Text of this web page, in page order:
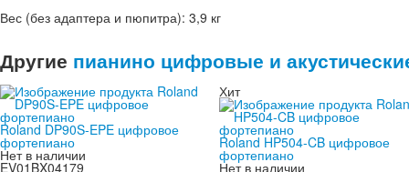
Вес (без адаптера и пюпитра): 3,9 кг
Другие пианино цифровые и
Roland DP90S-EPE цифровое
фортепиано
Нет в наличии
EV01BX04179
Хит
Roland HP504-CB цифровое
фортепиано
Нет в наличии